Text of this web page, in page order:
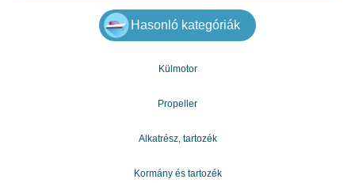
kamatláb 3% -ról 2% mennyiségétől függően .Az kérhet
további információkat vagy adatokat
e-mail:gazdagergelia@gmail.com
Hasonló kategóriák
Külmotor
Propeller
Alkatrész, tartozék
Kormány és tartozék